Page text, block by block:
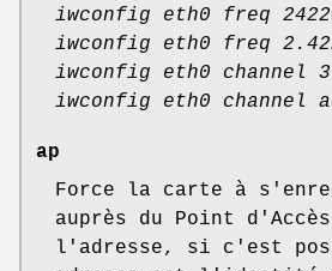
iwconfig eth0 freq
iwconfig eth0 freq
iwconfig eth0 channel 3
iwconfig eth0 channel
ap
Force la carte à
auprès du Point
l'adresse, si c'est